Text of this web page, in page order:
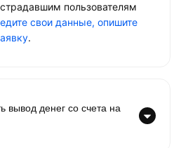
пользователям
свои данные, опишите
.
вывод денег со счета на